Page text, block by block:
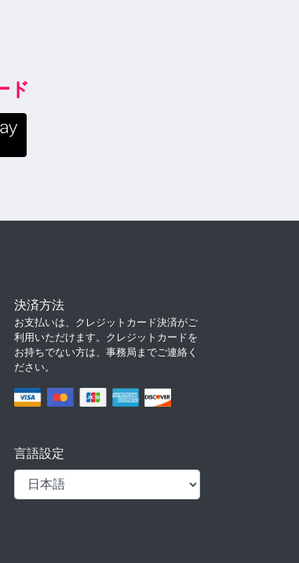
ド
決済方法
お支払いは、クレジットカード決済がご
利用いただけます。クレジットカードを
お持ちでない方は、事務局までご連絡く
ださい。
言語設定